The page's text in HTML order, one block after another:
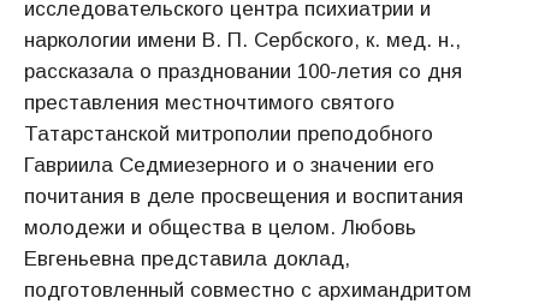
исследовательского центра психиатрии и
наркологии имени В. П. Сербского, к. мед. н.,
рассказала о праздновании 100-летия со дня
преставления местночтимого святого
Татарстанской митрополии преподобного
Гавриила Седмиезерного и о значении его
почитания в деле просвещения и воспитания
молодежи и общества в целом. Любовь
Евгеньевна представила доклад,
подготовленный совместно с архимандритом